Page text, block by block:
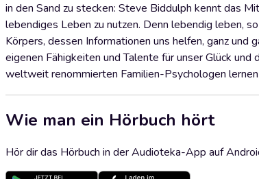
in den Sand zu stecken: Steve Biddulph kennt das
lebendiges Leben zu nutzen. Denn lebendig leben,
Körpers, dessen Informationen uns helfen, ganz
eigenen Fähigkeiten und Talente für unser Glück
weltweit renommierten Familien-Psychologen
Wie man ein Hörbuch hört
Hör dir das Hörbuch in der Audioteka-App auf